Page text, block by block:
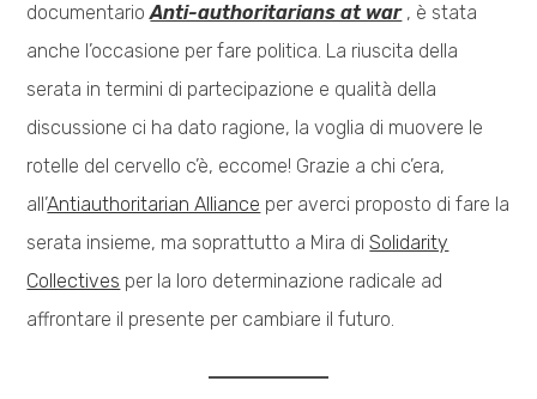
documentarioAnti-authoritarians at war , è stata
anche l’occasione per fare politica. La riuscita della
serata in termini di partecipazione e qualità della
discussione ci ha dato ragione, la voglia di muovere le
rotelle del cervello c’è, eccome! Grazie a chi c’era,
all’Antiauthoritarian Alliance per averci proposto di fare la
serata insieme, ma soprattutto a Mira diSolidarity
Collectives per la loro determinazione radicale ad
affrontare il presente per cambiare il futuro.